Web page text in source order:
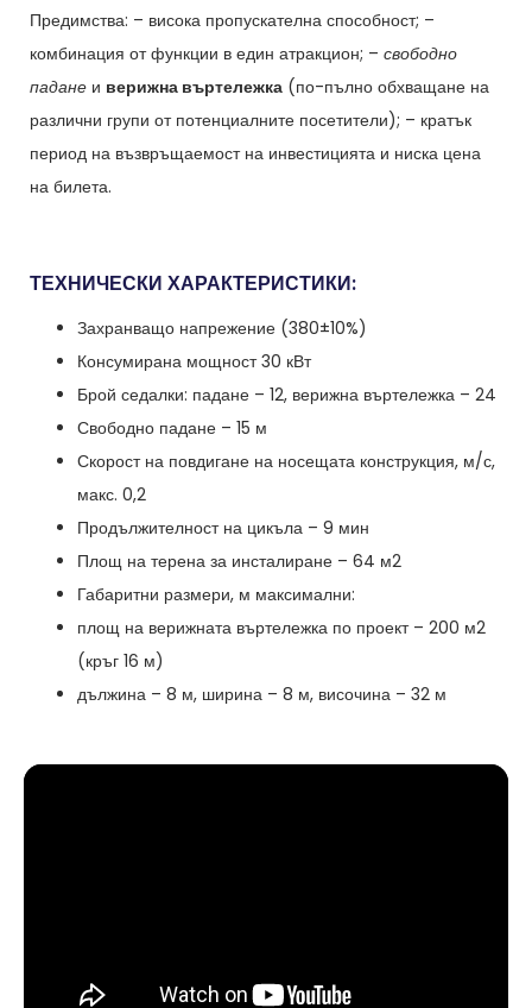
Предимства: – висока пропускателна способност; –
комбинация от функции в един атракцион; – свободно
падане и верижна въртележка (по-пълно обхващане на
различни групи от потенциалните посетители); – кратък
период на възвръщаемост на инвестицията и ниска цена
на билета.
ТЕХНИЧЕСКИ ХАРАКТЕРИСТИКИ:
Захранващо напрежение (380±10%)
Консумирана мощност 30 кВт
Брой седалки: падане – 12, верижна въртележка – 24
Свободно падане – 15 м
Скорост на повдигане на носещата конструкция, м/с,
макс. 0,2
Продължителност на цикъла – 9 мин
Площ на терена за инсталиране – 64 м2
Габаритни размери, м максимални:
площ на верижната въртележка по проект – 200 м2
(кръг 16 м)
дължина – 8 м, ширина – 8 м, височина – 32 м